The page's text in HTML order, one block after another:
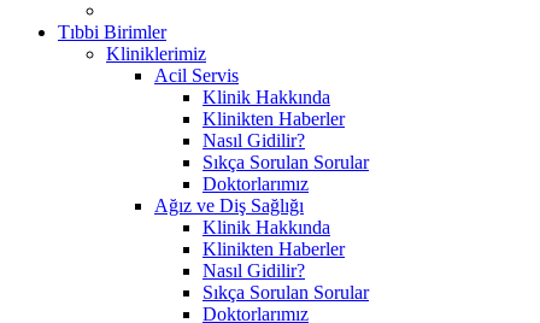
Tıbbi Birimler
Kliniklerimiz
Acil Servis
Klinik Hakkında
Klinikten Haberler
Nasıl Gidilir?
Sıkça Sorulan Sorular
Doktorlarımız
Ağız ve Diş Sağlığı
Klinik Hakkında
Klinikten Haberler
Nasıl Gidilir?
Sıkça Sorulan Sorular
Doktorlarımız